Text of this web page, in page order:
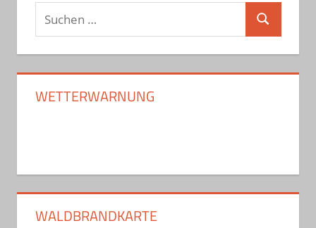
Suchen
nach:
Suchen
WETTERWARNUNG
WALDBRANDKARTE